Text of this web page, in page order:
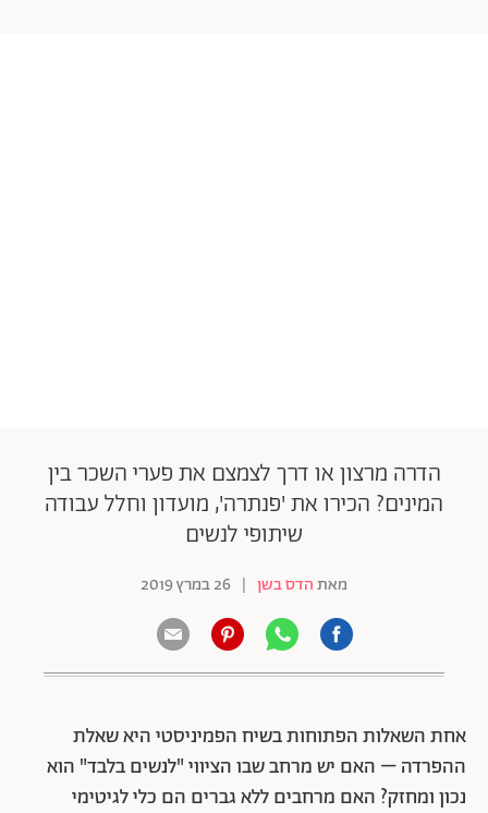
הדרה מרצון או דרך לצמצם את פערי השכר בין
המינים? הכירו את 'פנתרה', מועדון וחלל עבודה
שיתופי לנשים
מאתהדס בשן | 26 במרץ 2019
אחת השאלות הפתוחות בשיח הפמיניסטי היא שאלת
ההפרדה – האם יש מרחב שבו הציווי "לנשים בלבד" הוא
נכון ומחזק? האם מרחבים ללא גברים הם כלי לגיטימי